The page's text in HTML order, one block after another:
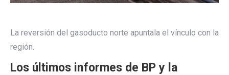
La reversión del gasoducto norte apuntala el vínculo con la
región.
Los últimos informes de BP y la